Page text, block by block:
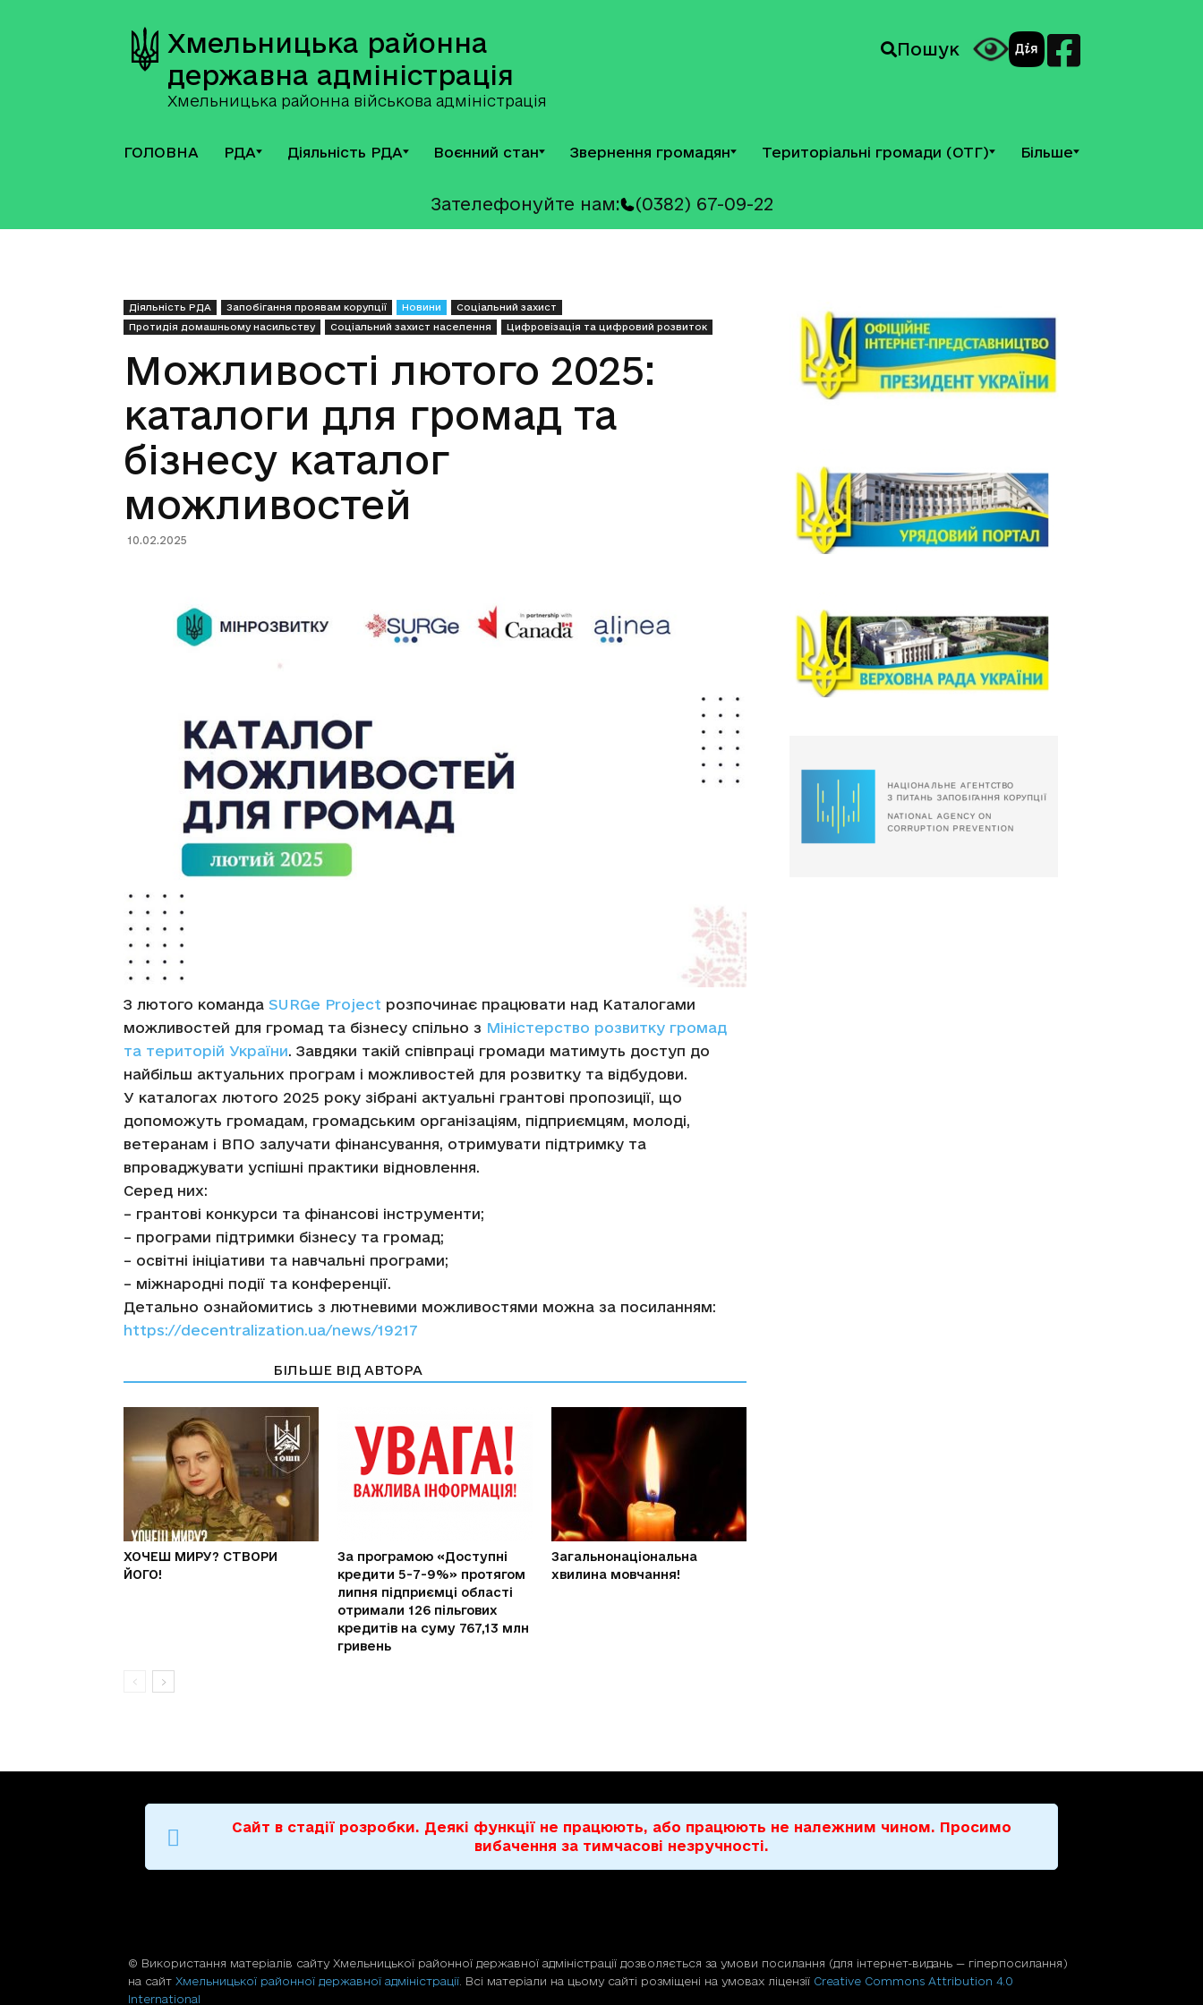
Хмельницька районна
державна адміністрація
Хмельницька районна військова адміністрація
Пошук
ГОЛОВНА РДА Діяльність РДА Воєнний стан Звернення громадян Територіальні громади (ОТГ) Більше
Зателефонуйте нам: (0382) 67-09-22
Діяльність РДА Запобігання проявам корупції Новини
Соціальний захист
Протидія домашньому насильству
Соціальний захист населення Цифровізація та цифровий розвиток
Можливості лютого 2025:
каталоги для громад та
бізнесу каталог
можливостей
10.02.2025
З лютого команда SURGe Project розпочинає працювати над Каталогами
можливостей для громад та бізнесу спільно з Міністерство розвитку громад
та територій України. Завдяки такій співпраці громади матимуть доступ до
найбільш актуальних програм і можливостей для розвитку та відбудови.
У каталогах лютого 2025 року зібрані актуальні грантові пропозиції, що
допоможуть громадам, громадським організаціям, підприємцям, молоді,
ветеранам і ВПО залучати фінансування, отримувати підтримку та
впроваджувати успішні практики відновлення.
Серед них:
– грантові конкурси та фінансові інструменти;
– програми підтримки бізнесу та громад;
– освітні ініціативи та навчальні програми;
– міжнародні події та конференції.
Детально ознайомитись з лютневими можливостями можна за посиланням:
https://decentralization.ua/news/19217
БІЛЬШЕ ВІД АВТОРА
ХОЧЕШ МИРУ? СТВОРИ
ЙОГО!
За програмою «Доступні
кредити 5-7-9%» протягом
липня підприємці області
отримали 126 пільгових
кредитів на суму 767,13 млн
гривень
Загальнонаціональна
хвилина мовчання!
Сайт в стадії розробки. Деякі функції не працюють, або працюють не належним чином. Просимо
вибачення за тимчасові незручності.
© Використання матерiалiв сайту Хмельницької районної державної адміністрації дозволяється за умови посилання (для iнтернет-видань — гiперпосилання)
на сайт Хмельницької районної державної адміністрації . Всі матеріали на цьому сайті розміщені на умовах ліцензії Creative Commons Attribution 4.0
International